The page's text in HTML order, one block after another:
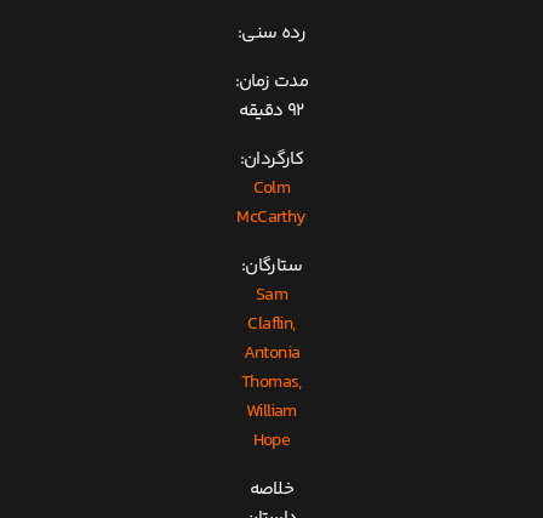
رده سنی:
مدت زمان:
92 دقیقه
کارگردان:
Colm
McCarthy
ستارگان:
Sam
Claflin,
Antonia
Thomas,
William
Hope
خلاصه